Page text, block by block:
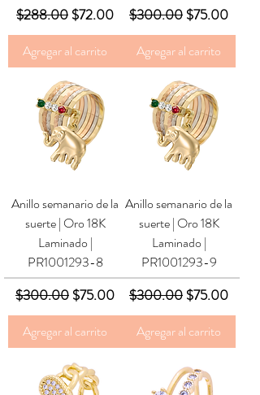
Precio
$288.00 Precio de oferta
$72.00
Agregar al carrito
Precio
$300.00 Precio de
$75.00
Agregar al carrito
Anillo semanario de la
suerte | Oro 18K
Laminado |
PR1001293-8
Precio
$300.00 Precio de oferta
$75.00
Agregar al carrito
Anillo semanario de la
suerte | Oro 18K
Laminado |
PR1001293-9
Precio
$300.00 Precio de
$75.00
Agregar al carrito